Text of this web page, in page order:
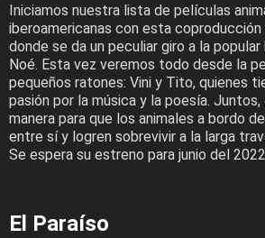
Iniciamos nuestra lista de películas
iberoamericanas con esta coproducción
donde se da un peculiar giro a la
Noé. Esta vez veremos todo desde la
pequeños ratones: Vini y Tito, quienes
pasión por la música y la poesía. Juntos,
manera para que los animales a bordo
entre sí y logren sobrevivir a la larga
Se espera su estreno para junio del
El Paraíso